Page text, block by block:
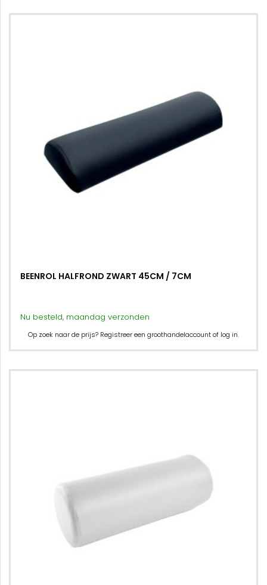
BEENROL HALFROND ZWART 45CM / 7CM
Nu besteld, maandag verzonden
Op zoek naar de prijs? Registreer een groothandelaccount of log in.